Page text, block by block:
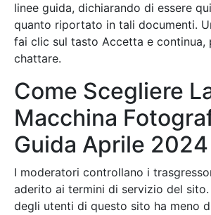
linee guida, dichiarando di essere
quanto riportato in tali documenti.
fai clic sul tasto Accetta e continua,
chattare.
Come Scegliere
Macchina
Guida Aprile 2024
I moderatori controllano i
aderito ai termini di servizio del
degli utenti di questo sito ha meno